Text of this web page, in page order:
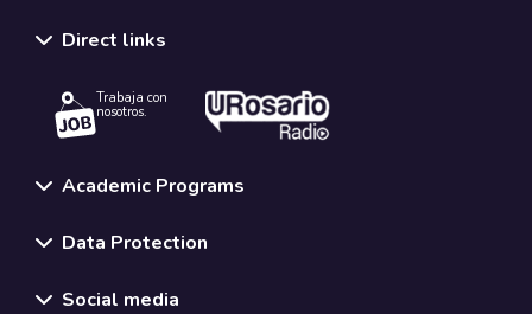
Direct links
Trabaja con
nosotros.
Academic Programs
Data Protection
Social media